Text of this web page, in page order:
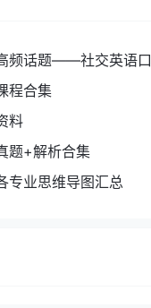
频话题——社交英语
程合集
料
题+解析合集
专业思维导图汇总